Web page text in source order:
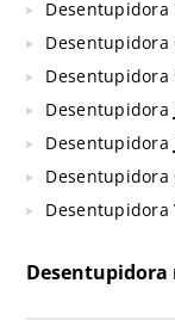
Desentupidora
Desentupidora
Desentupidora
Desentupidora
Desentupidora
Desentupidora
Desentupidora
Desentupidora